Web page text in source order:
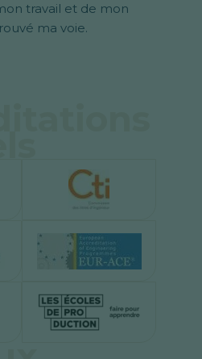
travail et de mon
ma voie.